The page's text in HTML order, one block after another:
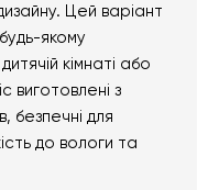
Цей варіант
якому
кімнаті або
виготовлені з
безпечні для
до вологи та